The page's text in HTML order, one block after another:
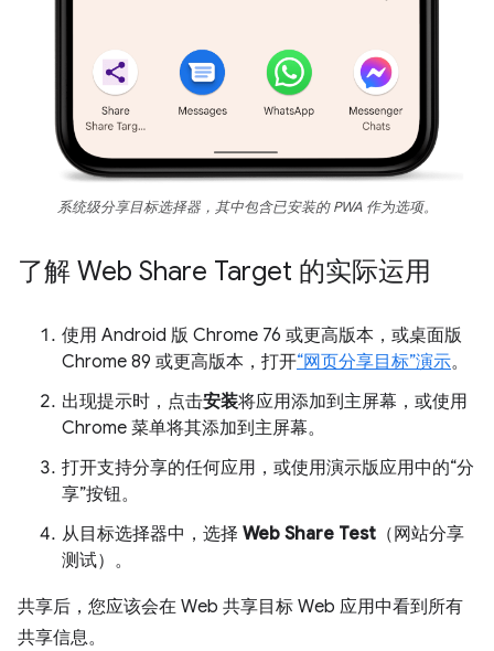
系统级分享目标选择器，其中包含已安装的 PWA 作为选项。
了解 Web Share Target 的实际运用
使用 Android 版 Chrome 76 或更高版本，或桌面版
Chrome 89 或更高版本，打开“网页分享目标”演示。
出现提示时，点击安装将应用添加到主屏幕，或使用
Chrome 菜单将其添加到主屏幕。
打开支持分享的任何应用，或使用演示版应用中的“分
享”按钮。
从目标选择器中，选择 Web Share Test （网站分享
测试）。
共享后，您应该会在 Web 共享目标 Web 应用中看到所有
共享信息。